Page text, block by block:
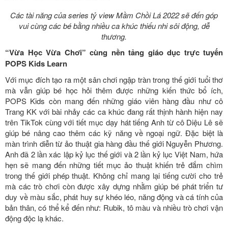
Các tài năng của series tỷ view Mầm Chồi Lá 2022 sẽ đến góp
vui cùng các bé bằng nhiều ca khúc thiếu nhi sôi động, dễ
thương.
“Vừa Học Vừa Chơi” cùng nền tảng giáo dục trực tuyến
POPS Kids Learn
Với mục đích tạo ra một sân chơi ngập tràn trong thế giới tuổi thơ
mà vẫn giúp bé học hỏi thêm được những kiến thức bổ ích,
POPS Kids còn mang đến những giáo viên hàng đầu như cô
Trang KK với bài nhảy các ca khúc đang rất thịnh hành hiện nay
trên TikTok cùng với tiết mục dạy hát tiếng Anh từ cô Diệu Lê sẽ
giúp bé nâng cao thêm các kỹ năng về ngoại ngữ. Đặc biệt là
màn trình diễn từ ảo thuật gia hàng đầu thế giới Nguyễn Phương.
Anh đã 2 lần xác lập kỷ lục thế giới và 2 lần kỷ lục Việt Nam, hứa
hẹn sẽ mang đến những tiết mục ảo thuật khiến trẻ đắm chìm
trong thế giới phép thuật. Không chỉ mang lại tiếng cười cho trẻ
mà các trò chơi còn được xây dựng nhằm giúp bé phát triển tư
duy về màu sắc, phát huy sự khéo léo, năng động và cá tính của
bản thân, có thể kể đến như: Rubik, tô màu và nhiều trò chơi vận
động độc lạ khác.